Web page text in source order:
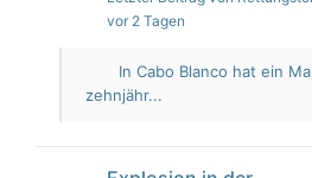
vor 2 Tagen
In Cabo Blanco hat ein
zehnjähr...